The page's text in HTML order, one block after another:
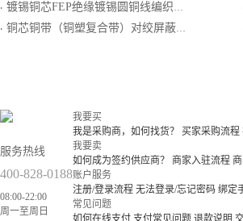
· 镀锡铜芯FEP绝缘镀锡圆铜线编织屏蔽电线电缆
· 铜芯铜带（铜塑复合带）对绞屏蔽聚氯乙烯绝缘聚氯乙烯护套双钢带铠装计算机电缆
服务热线
400-828-0188
08:00-22:00
周一至周日
我要买
我是采购商，如何找货？
买家采购流程
我要卖
如何成为签约供应商？
商家入驻流程
账户服务
注册/登录流程 无法登录/忘记密码 绑定
常见问题
如何在线支付 支付常见问题 退款说明